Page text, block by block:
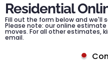
Residential
Fill out the form below and we'll
Please note: our online
moves. For all other estimates,
email.